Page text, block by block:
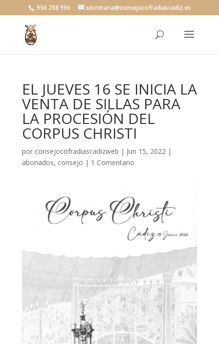
956 258 996 secretaria@consejocofradiascadiz.es
EL JUEVES 16 SE INICIA LA
VENTA DE SILLAS PARA
LA PROCESIÓN DEL
CORPUS CHRISTI
por consejocofradiascadizweb | Jun 15, 2022|
abonados, consejo | 1 Comentario